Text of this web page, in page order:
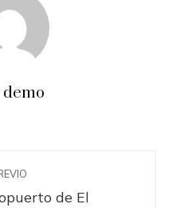
de El